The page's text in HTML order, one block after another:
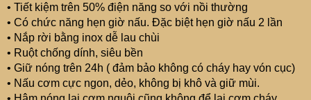
• Tiết kiệm trên 50% điện năng so với nồi thường
• Có chức năng hẹn giờ nấu. Đặc biệt hẹn giờ nấu 2 lần
• Nắp rời bằng inox dễ lau chùi
• Ruột chống dính, siêu bền
• Giữ nóng trên 24h ( đảm bảo không có cháy hay vón cục)
• Nấu cơm cực ngon, dẻo, không bị khô và giữ mùi.